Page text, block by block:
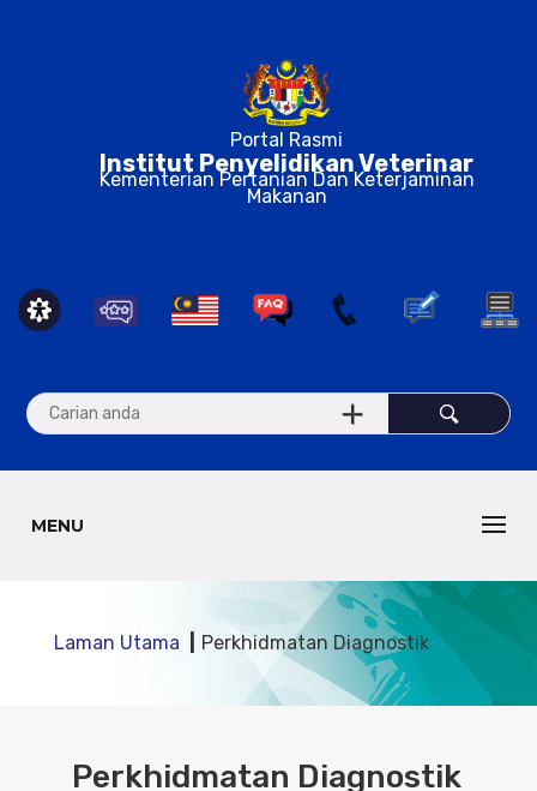
Portal Rasmi
Institut Penyelidikan Veterinar
Kementerian Pertanian Dan Keterjaminan
Makanan
MENU
Laman Utama Perkhidmatan Diagnostik
Perkhidmatan Diagnostik